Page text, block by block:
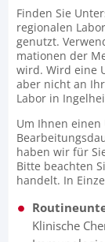
Finden Sie
regionalen
genutzt.
mationen der
wird. Wird eine
aber nicht an
Labor in
Um Ihnen
haben wir für
Bitte beachten
handelt. In
Klinische